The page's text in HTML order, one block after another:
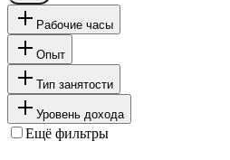
Рабочие часы
Опыт
Тип занятости
Уровень дохода
Ещё фильтры